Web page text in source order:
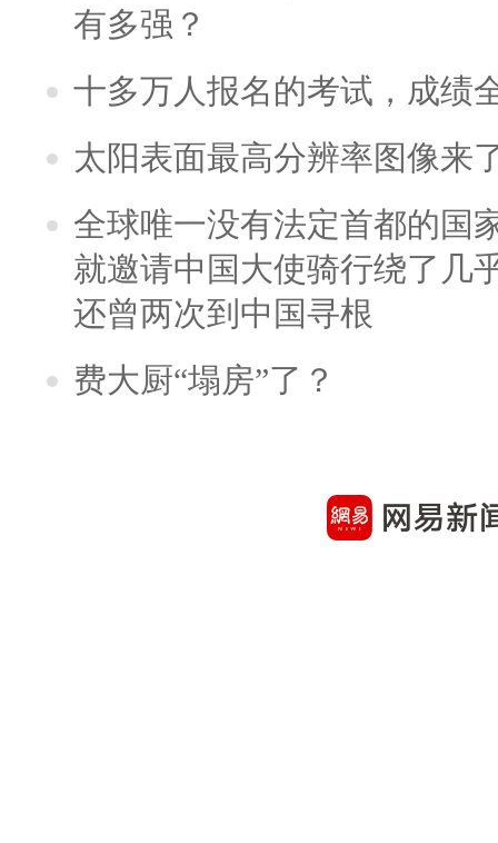
有多强？
十多万人报名的考试，成绩
太阳表面最高分辨率图像来
全球唯一没有法定首都的国
就邀请中国大使骑行绕了几
还曾两次到中国寻根
费大厨“塌房”了？